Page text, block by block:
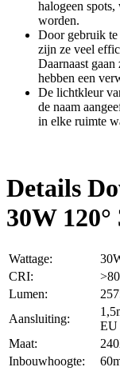
halogeen
worden.
Door gebruik
zijn ze veel
Daarnaast
hebben een
De lichtkleur
de naam
in elke ruimte
Details
30W
Wattage:
CRI:
Lumen:
Aansluiting:
EU
Maat:
Inbouwhoogte: